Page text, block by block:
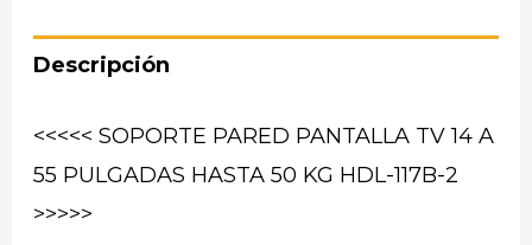
Descripción
<<<<< SOPORTE PARED PANTALLA TV 14 A
55 PULGADAS HASTA 50 KG HDL-117B-2
>>>>>